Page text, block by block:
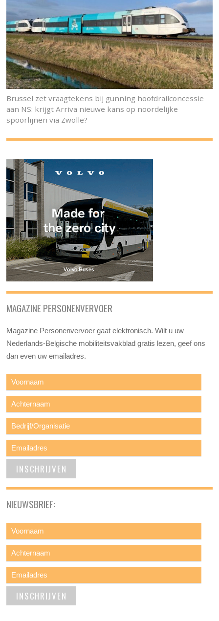
Brussel zet vraagtekens bij gunning hoofdrailconcessie
aan NS: krijgt Arriva nieuwe kans op noordelijke
spoorlijnen via Zwolle?
MAGAZINE PERSONENVERVOER
Magazine Personenvervoer gaat elektronisch. Wilt u uw
Nederlands-Belgische mobiliteitsvakblad gratis lezen, geef ons
dan even uw emailadres.
NIEUWSBRIEF: